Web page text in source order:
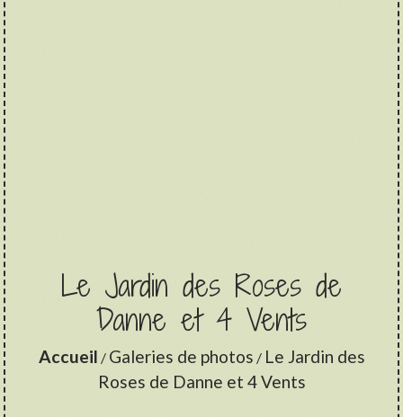
Le Jardin des Roses de
Danne et 4 Vents
Accueil / Galeries de photos / Le Jardin des
Roses de Danne et 4 Vents